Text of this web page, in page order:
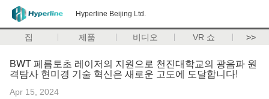
Hyperline Beijing Ltd.
집 제품 비디오 VR 쇼 >>
BWT 페름토초 레이저의 지원으로 천진대학교의 광음파 원
격탐사 현미경 기술 혁신은 새로운 고도에 도달합니다!
Apr 15, 2024